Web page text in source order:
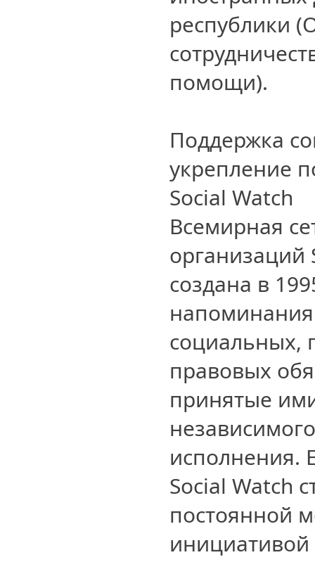
республики
помощи).
Поддержка
укрепление
Social Watch
Всемирная
организаций
создана в
социальных,
правовых
принятые
исполнения.
Social Watch
постоянной
инициативой